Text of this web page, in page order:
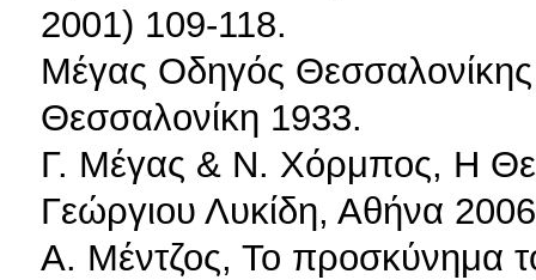
2001) 109-118.
Μέγας Οδηγός
Θεσσαλονίκη 1933.
Γ. Μέγας & Ν. Χόρμπος, Η
Γεώργιου Λυκίδη, Αθήνα
Α. Μέντζος, Το προσκύνημα